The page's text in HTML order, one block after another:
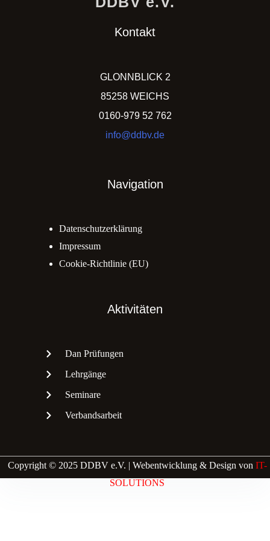
Kontakt
GLONNBLICK 2
85258 WEICHS
0160-979 52 762
info@ddbv.de
Navigation
Datenschutzerklärung
Impressum
Cookie-Richtlinie (EU)
Aktivitäten
Dan Prüfungen
Lehrgänge
Seminare
Verbandsarbeit
Copyright © 2025 DDBV e.V. | Webentwicklung & Design von IT-
SOLUTIONS